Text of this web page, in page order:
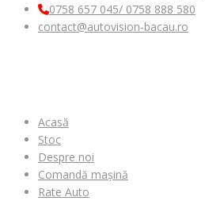
0758 657 045/ 0758 888 580
contact@autovision-bacau.ro
Acasă
Stoc
Despre noi
Comandă mașină
Rate Auto